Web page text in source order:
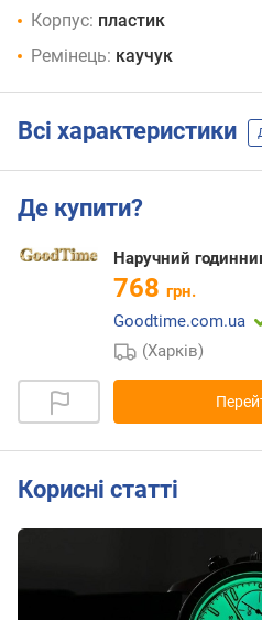
Корпус: пластик
Ремінець: каучук
Всі характеристики
Де купити?
Наручний
768 грн.
Goodtime.com.ua
(Харків)
Корисні статті